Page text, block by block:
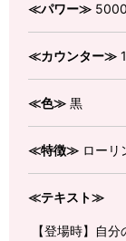
≪パワー≫ 5000
≪カウンター≫
≪色≫ 黒
≪特徴≫ ローリ
≪テキスト≫
【登場時】自